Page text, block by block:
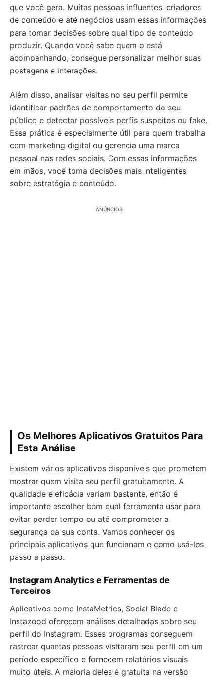
que você gera. Muitas pessoas influentes, criadores
de conteúdo e até negócios usam essas informações
para tomar decisões sobre qual tipo de conteúdo
produzir. Quando você sabe quem o está
acompanhando, consegue personalizar melhor suas
postagens e interações.
Além disso, analisar visitas no seu perfil permite
identificar padrões de comportamento do seu
público e detectar possíveis perfis suspeitos ou fake.
Essa prática é especialmente útil para quem trabalha
com marketing digital ou gerencia uma marca
pessoal nas redes sociais. Com essas informações
em mãos, você toma decisões mais inteligentes
sobre estratégia e conteúdo.
ANÚNCIOS
Os Melhores Aplicativos Gratuitos Para
Esta Análise
Existem vários aplicativos disponíveis que prometem
mostrar quem visita seu perfil gratuitamente. A
qualidade e eficácia variam bastante, então é
importante escolher bem qual ferramenta usar para
evitar perder tempo ou até comprometer a
segurança da sua conta. Vamos conhecer os
principais aplicativos que funcionam e como usá-los
passo a passo.
Instagram Analytics e Ferramentas de
Terceiros
Aplicativos como InstaMetrics, Social Blade e
Instazood oferecem análises detalhadas sobre seu
perfil do Instagram. Esses programas conseguem
rastrear quantas pessoas visitaram seu perfil em um
período específico e fornecem relatórios visuais
muito úteis. A maioria deles é gratuita na versão